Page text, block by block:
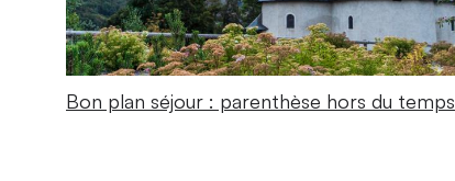
Bon plan séjour : parenthèse hors du temps